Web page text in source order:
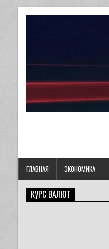
ГЛАВНАЯ ЭКОНОМИКА
КУРС ВАЛЮТ